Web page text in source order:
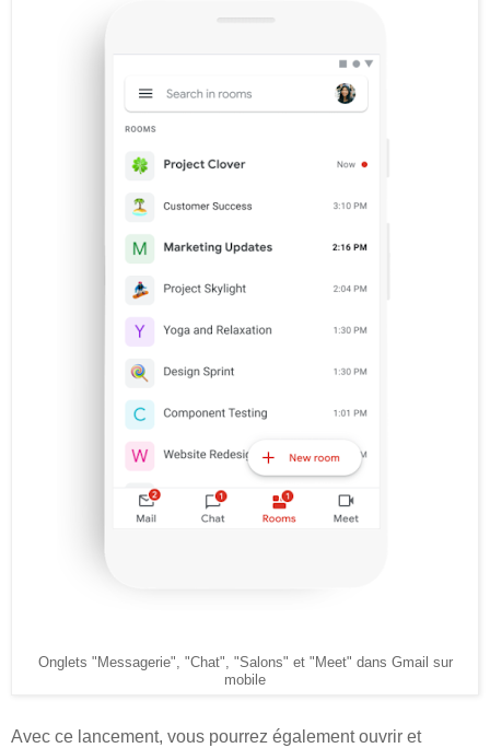
Onglets "Messagerie", "Chat", "Salons" et "Meet" dans Gmail sur
mobile
Avec ce lancement, vous pourrez également ouvrir et